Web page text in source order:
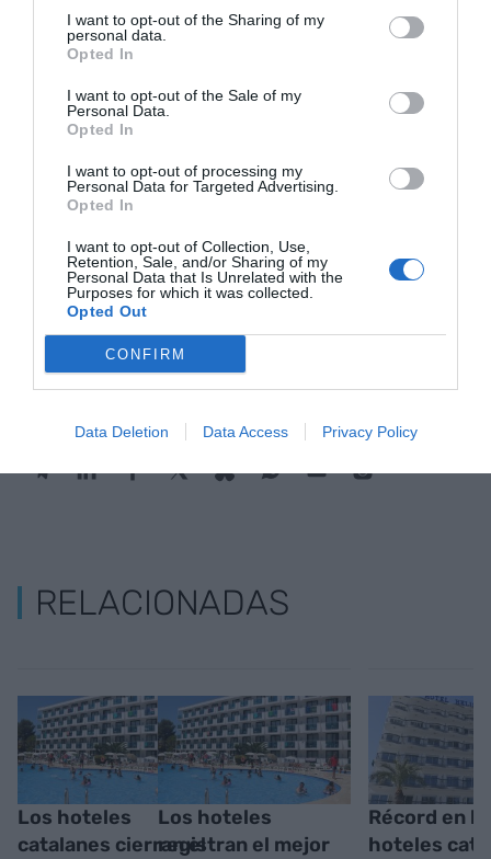
I want to opt-out of the Sharing of my
personal data.
Opted In
I want to opt-out of the Sale of my
Personal Data.
Opted In
I want to opt-out of processing my
Personal Data for Targeted Advertising.
Opted In
I want to opt-out of Collection, Use,
Retention, Sale, and/or Sharing of my
Personal Data that Is Unrelated with the
Purposes for which it was collected.
Opted Out
CONFIRM
Data Deletion Data Access Privacy Policy
0,4% más. Tarragona con 503.378 turistas, es el
único territorio que registró un descenso de
viajeros, con un 3,08% menos. En el Estado,
septiembre cerró con más de 12 millones de
personas alojadas en hoteles, un 2,5% anual más;
39,1 millones de pernoctaciones, un 1,2 % anual
AñadirVIA Empresacomo fuente preferida
de Google de forma gratuita
Mantente informado con las últimas noticias de
actualidad
ACTIVAR AHORA
RELACIONADAS
Los hoteles
catalanes cierran el
Los hoteles
registran el mejor
Récord en
hoteles